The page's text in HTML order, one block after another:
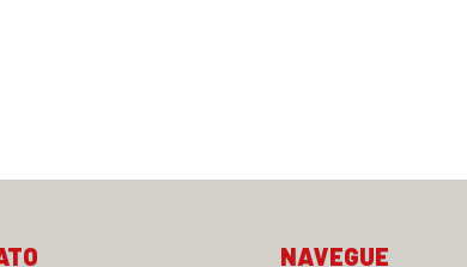
NAVEGUE